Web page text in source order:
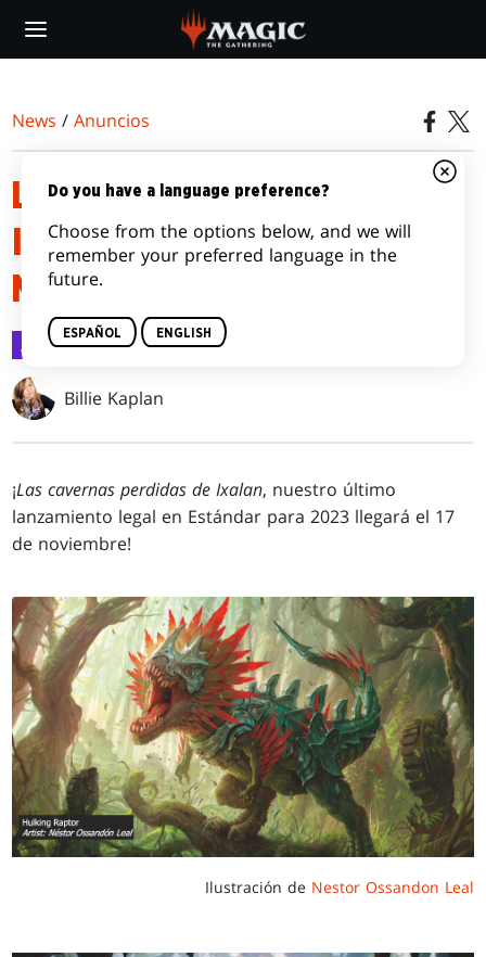
main
News /Anuncios
LAS CAVERNAS PERDIDAS DE
IXALAN LLEGA EL 17 DE
NOVIEMBRE DE 2023
Anuncios 11 ago 2023
Billie Kaplan
¡Las cavernas perdidas de Ixalan, nuestro último
lanzamiento legal en Estándar para 2023 llegará el 17
de noviembre!
Ilustración de Nestor Ossandon Leal
Do you have a language preference?
Choose from the options below, and we will
remember your preferred language in the
future.
ESPAÑOL ENGLISH